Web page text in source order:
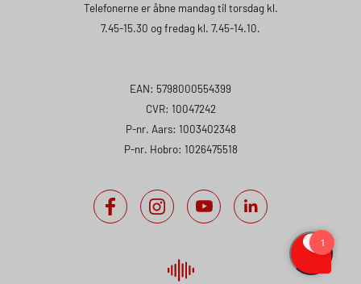
Telefonerne er åbne mandag til torsdag kl.
7.45-15.30 og fredag kl. 7.45-14.10.
EAN: 5798000554399
CVR: 10047242
P-nr. Aars: 1003402348
P-nr. Hobro: 1026475518